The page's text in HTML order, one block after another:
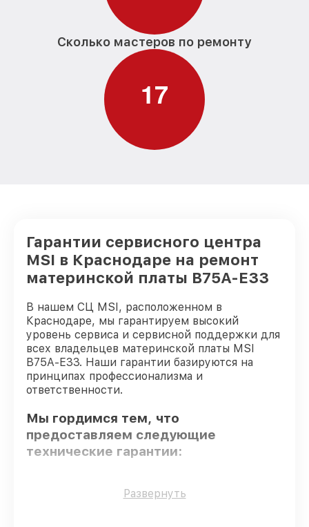
Сколько мастеров по ремонту
17
Гарантии сервисного центра
MSI в Краснодаре на ремонт
материнской платы B75A-E33
В нашем СЦ MSI, расположенном в
Краснодаре, мы гарантируем высокий
уровень сервиса и сервисной поддержки для
всех владельцев материнской платы MSI
B75A-E33. Наши гарантии базируются на
принципах профессионализма и
ответственности.
Мы гордимся тем, что
предоставляем следующие
технические гарантии:
Использование оригинальных
Развернуть